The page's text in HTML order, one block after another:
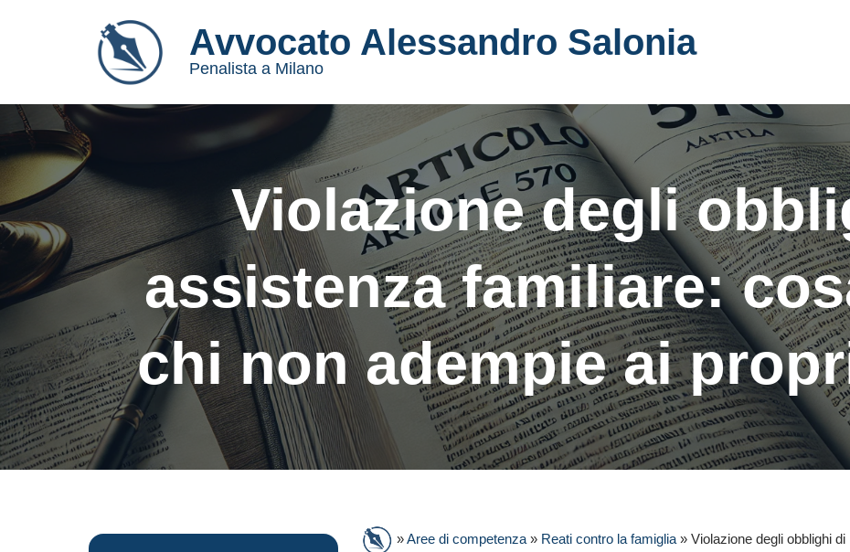
Avvocato Alessandro Salonia
Penalista a Milano
Violazione degli
assistenza familiare:
chi non adempie ai
»Aree di competenza» Reati contro la famiglia» Violazione degli obblighi di